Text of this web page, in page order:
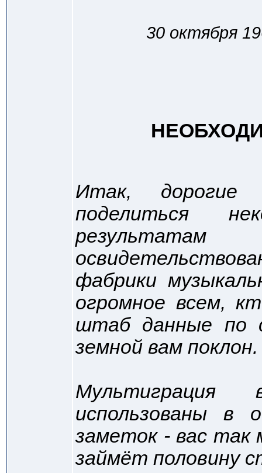
30 октября
Итак, дорогие
поделиться
фабрики
огромное всем,
штаб данные по
земной вам поклон.
использованы в
заметок - вас так
займёт половину